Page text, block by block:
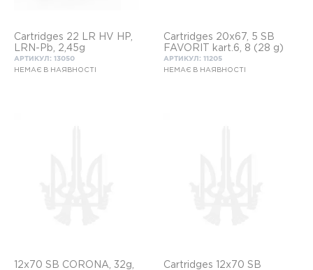
Cartridges 22 LR HV HP,
LRN-Pb, 2,45g
АРТИКУЛ: 13050
НЕМАЄ В НАЯВНОСТІ
Cartridges 20x67, 5 SB
FAVORIT kart.6, 8 (28 g)
АРТИКУЛ: 11205
НЕМАЄ В НАЯВНОСТІ
12x70 SB CORONA, 32g,
Cartridges 12x70 SB